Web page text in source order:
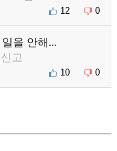
12 0
을 안해...
신고
10 0